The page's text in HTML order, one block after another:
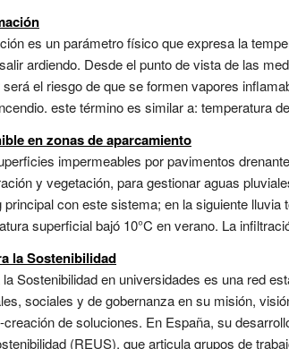
es un parámetro físico que expresa la
ardiendo. Desde el punto de vista de las
el riesgo de que se formen vapores
este término es similar a: temperatura
en zonas de aparcamiento
impermeables por pavimentos
y vegetación, para gestionar aguas
con este sistema; en la siguiente
superficial bajó 10°C en verano. La
la Sostenibilidad
Sostenibilidad en universidades es una red
sociales y de gobernanza en su misión,
de soluciones. En España, su
(REUS), que articula grupos de